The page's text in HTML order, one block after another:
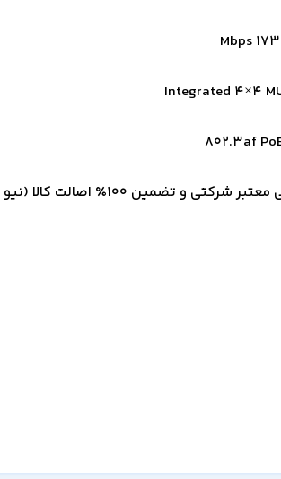
18 ماه گارانتی معتبر شرکتی و تضمین ۱۰۰٪ اصالت کالا (نیو